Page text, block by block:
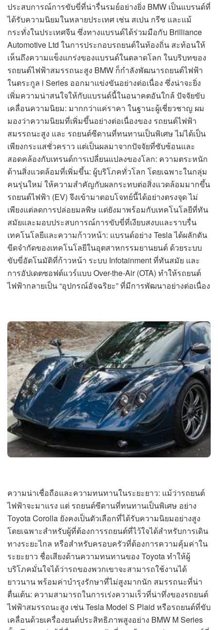
ประสบการณ์การขับขี่ที่น่ารื่นรมย์อย่างยิ่ง BMW เป็นแบรนด์ที่
ได้รับความนิยมในหลายประเทศ เช่น สเปน กรีซ และแม้
กระทั่งในประเทศจีน ซึ่งทางแบรนด์ได้ร่วมมือกับ Brilliance
Automotive Ltd ในการประกอบรถยนต์ในท้องถิ่น สะท้อนให้
เห็นถึงความแข็งแกร่งของแบรนด์ในตลาดโลก ในบริบทของ
รถยนต์ไฟฟ้าสมรรถนะสูง BMW ก็กำลังพัฒนารถยนต์ไฟฟ้า
ในตระกูล i Series ออกมาแข่งขันอย่างต่อเนื่อง ซึ่งน่าจะยิ่ง
เพิ่มความน่าสนใจให้กับแบรนด์นี้ในอนาคตอันใกล้ ปัจจัยขับ
เคลื่อนความนิยม: มากกว่าแค่ราคา ในฐานะผู้เชี่ยวชาญ ผม
มองว่าความนิยมที่เพิ่มขึ้นอย่างต่อเนื่องของ รถยนต์ไฟฟ้า
สมรรถนะสูง และ รถยนต์ซีดานที่ทนทานเป็นพิเศษ ไม่ได้เป็น
เพียงกระแสชั่วคราว แต่เป็นผลมาจากปัจจัยที่ซับซ้อนและ
สอดคล้องกับเทรนด์การเปลี่ยนแปลงของโลก: ความตระหนัก
ด้านสิ่งแวดล้อมที่เพิ่มขึ้น: ผู้บริโภคทั่วโลก โดยเฉพาะในกลุ่ม
คนรุ่นใหม่ ให้ความสำคัญกับผลกระทบต่อสิ่งแวดล้อมมากขึ้น
รถยนต์ไฟฟ้า (EV) จึงเข้ามาตอบโจทย์นี้ได้อย่างตรงจุด ไม่
เพียงแต่ลดการปล่อยมลพิษ แต่ยังมาพร้อมกับเทคโนโลยีที่ทัน
สมัยและมอบประสบการณ์การขับขี่ที่เงียบสงบและราบรื่น
เทคโนโลยีและความก้าวหน้า: แบรนด์อย่าง Tesla ได้ผลักดัน
ขีดจำกัดของเทคโนโลยีในอุตสาหกรรมยานยนต์ ด้วยระบบ
ขับขี่อัตโนมัติที่ก้าวหน้า ระบบ Infotainment ที่ทันสมัย และ
การอัปเดตซอฟต์แวร์แบบ Over-the-Air (OTA) ทำให้รถยนต์
ไฟฟ้ากลายเป็น “อุปกรณ์อัจฉริยะ” ที่มีการพัฒนาอย่างต่อเนื่อง
ความน่าเชื่อถือและความทนทานในระยะยาว: แม้ว่ารถยนต์
ไฟฟ้าจะมาแรง แต่ รถยนต์ซีดานที่ทนทานเป็นพิเศษ อย่าง
Toyota Corolla ยังคงเป็นตัวเลือกที่ได้รับความนิยมอย่างสูง
โดยเฉพาะสำหรับผู้ที่ต้องการรถยนต์ที่ไว้ใจได้สำหรับการเดิน
ทางระยะไกล หรือสำหรับครอบครัวที่ต้องการความคุ้มค่าใน
ระยะยาว ชื่อเสียงด้านความทนทานของ Toyota ทำให้ผู้
บริโภคมั่นใจได้ว่ารถของพวกเขาจะสามารถใช้งานได้
ยาวนาน พร้อมค่าบำรุงรักษาที่ไม่สูงมากนัก สมรรถนะที่น่า
ตื่นเต้น: ความสามารถในการเร่งความเร็วที่น่าทึ่งของรถยนต์
ไฟฟ้าสมรรถนะสูง เช่น Tesla Model S Plaid หรือรถยนต์ที่ขับ
เคลื่อนด้วยเครื่องยนต์ประสิทธิภาพสูงอย่าง BMW M Series